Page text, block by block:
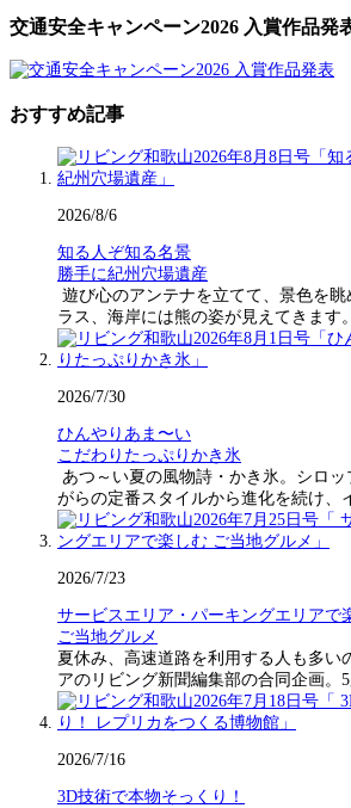
交通安全キャンペーン2026 入賞作品発
おすすめ記事
2026/8/6
知る人ぞ知る名景
勝手に紀州穴場遺産
遊び心のアンテナを立てて、景色を
ラス、海岸には熊の姿が見えてきます
2026/7/30
ひんやりあま〜い
こだわりたっぷりかき氷
あつ～い夏の風物詩・かき氷。シロ
がらの定番スタイルから進化を続け、
2026/7/23
サービスエリア・パーキングエリアで
ご当地グルメ
夏休み、高速道路を利用する人も多い
アのリビング新聞編集部の合同企画。
2026/7/16
3D技術で本物そっくり！